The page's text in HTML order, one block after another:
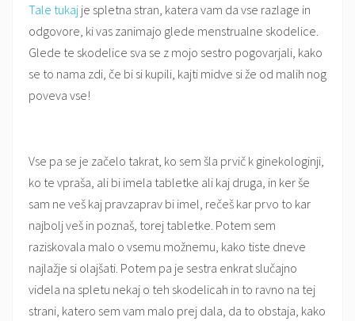
Tale tukaj je spletna stran, katera vam da vse razlage in
odgovore, ki vas zanimajo glede menstrualne skodelice.
Glede te skodelice sva se z mojo sestro pogovarjali, kako
se to nama zdi, če bi si kupili, kajti midve si že od malih nog
poveva vse!
Vse pa se je začelo takrat, ko sem šla prvič k ginekologinji,
ko te vpraša, ali bi imela tabletke ali kaj druga, in ker še
sam ne veš kaj pravzaprav bi imel, rečeš kar prvo to kar
najbolj veš in poznaš, torej tabletke. Potem sem
raziskovala malo o vsemu možnemu, kako tiste dneve
najlažje si olajšati. Potem pa je sestra enkrat slučajno
videla na spletu nekaj o teh skodelicah in to ravno na tej
strani, katero sem vam malo prej dala, da to obstaja, kako